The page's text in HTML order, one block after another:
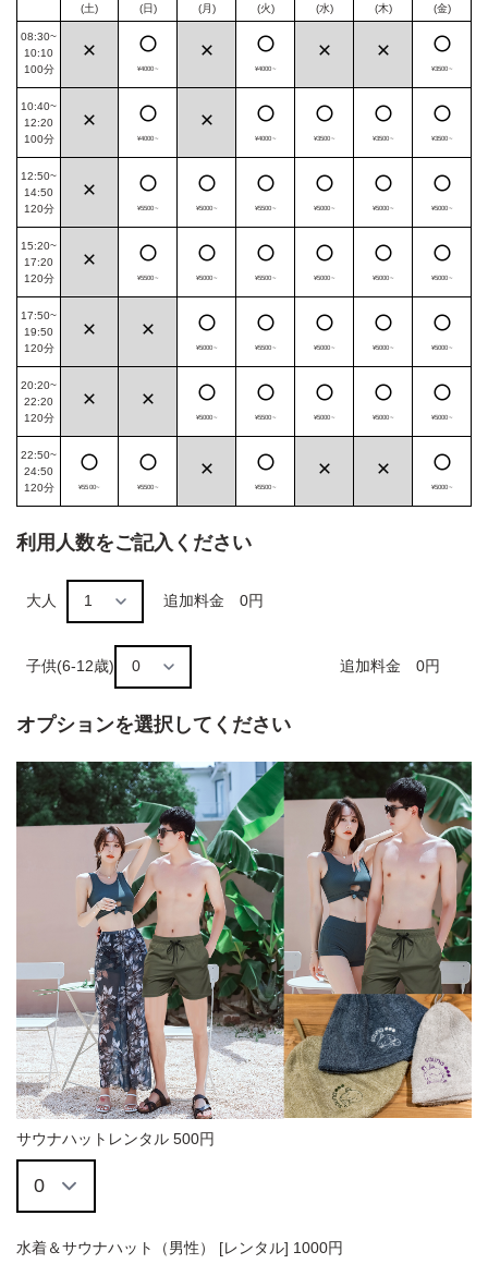
(土)
(日)
(月)
(火)
(水)
(木)
(金)
08:30~
10:10
100分 ¥4000~ ¥4000~ ¥3500~
10:40~
12:20
100分 ¥4000~ ¥4000~ ¥3500~ ¥3500~ ¥3500~
12:50~
14:50
120分 ¥5500~ ¥5000~ ¥5500~ ¥5000~ ¥5000~ ¥5000~
15:20~
17:20
120分 ¥5500~ ¥5000~ ¥5500~ ¥5000~ ¥5000~ ¥5000~
17:50~
19:50
120分 ¥5000~ ¥5500~ ¥5000~ ¥5000~ ¥5000~
20:20~
22:20
120分 ¥5000~ ¥5500~ ¥5000~ ¥5000~ ¥5000~
22:50~
24:50
120分 ¥5500~ ¥5500~ ¥5500~ ¥5000~
利用人数をご記入ください
大人 追加料金 0円
子供(6-12歳) 追加料金 0円
オプションを選択してください
サウナハットレンタル 500円
水着＆サウナハット（男性） [レンタル] 1000円